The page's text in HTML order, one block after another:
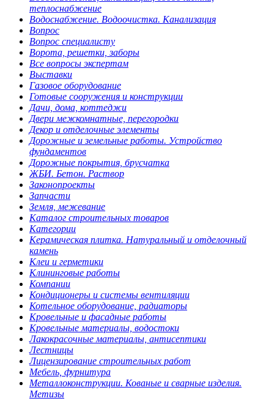
теплоснабжение
Водоснабжение. Водоочистка. Канализация
Вопрос
Вопрос специалисту
Ворота, решетки, заборы
Все вопросы экспертам
Выставки
Газовое оборудование
Готовые сооружения и конструкции
Дачи, дома, коттеджи
Двери межкомнатные, перегородки
Декор и отделочные элементы
Дорожные и земельные работы. Устройство
фундаментов
Дорожные покрытия, брусчатка
ЖБИ. Бетон. Раствор
Законопроекты
Запчасти
Земля, межевание
Каталог строительных товаров
Категории
Керамическая плитка. Натуральный и отделочный
камень
Клеи и герметики
Клининговые работы
Компании
Кондиционеры и системы вентиляции
Котельное оборудование, радиаторы
Кровельные и фасадные работы
Кровельные материалы, водостоки
Лакокрасочные материалы, антисептики
Лестницы
Лицензирование строительных работ
Мебель, фурнитура
Металлоконструкции. Кованые и сварные изделия.
Метизы